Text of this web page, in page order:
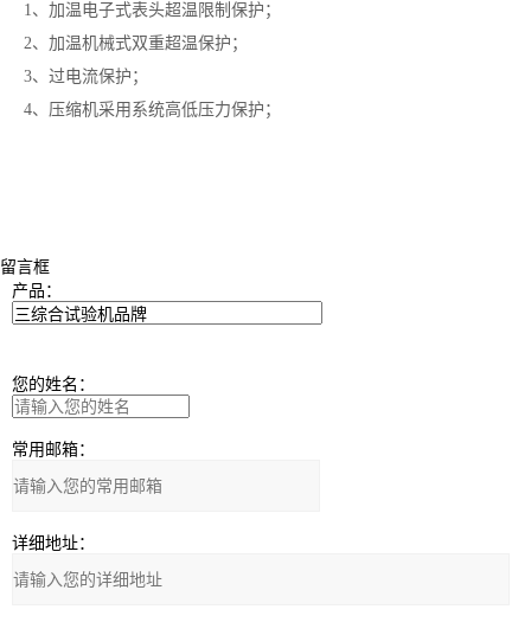
1、加温电子式表头超温限制保护；
2、加温机械式双重超温保护；
3、过电流保护；
4、压缩机采用系统高低压力保护；
留言框
产品：
您的姓名：
常用邮箱：
详细地址：